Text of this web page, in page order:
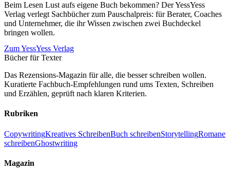
Beim Lesen Lust aufs eigene Buch bekommen? Der YessYess
Verlag verlegt Sachbücher zum Pauschalpreis: für Berater, Coaches
und Unternehmer, die ihr Wissen zwischen zwei Buchdeckel
bringen wollen.
Zum YessYess Verlag
Bücher für Texter.
Das Rezensions-Magazin für alle, die besser schreiben wollen.
Kuratierte Fachbuch-Empfehlungen rund ums Texten, Schreiben
und Erzählen, geprüft nach klaren Kriterien.
Rubriken
CopywritingKreatives SchreibenBuch schreibenStorytellingRomane
schreibenGhostwriting
Magazin